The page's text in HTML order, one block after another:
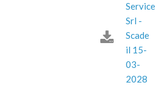
Service
Srl -
Scade
il 15-
03-
2028